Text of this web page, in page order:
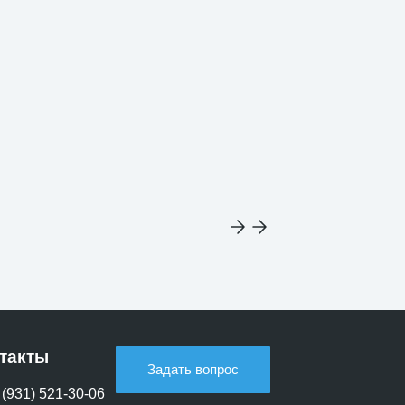
521-30-06
Задать вопрос